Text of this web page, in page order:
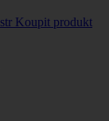
Koupit produkt